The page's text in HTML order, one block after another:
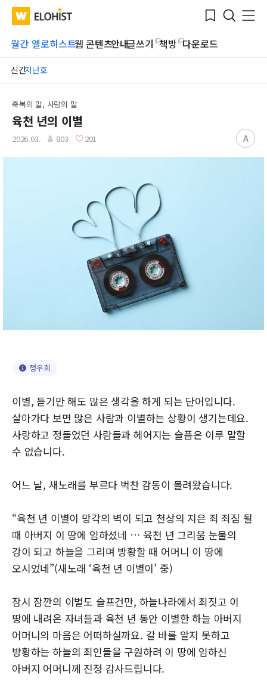
WATV Elohist-
Home
Bookmark
Search
Menu
월간 엘로히스트웹 콘텐츠안내글쓰기 책방 다운로드
신간지난호
Submit
축복의 말, 사랑의 말
육천 년의 이별
2026.03. 803 201 A
정우희
이별, 듣기만 해도 많은 생각을 하게 되는 단어입니다.
살아가다 보면 많은 사람과 이별하는 상황이 생기는데요.
사랑하고 정들었던 사람들과 헤어지는 슬픔은 이루 말할
수 없습니다.
어느 날, 새노래를 부르다 벅찬 감동이 몰려왔습니다.
“육천 년 이별이 망각의 벽이 되고 천상의 지은 죄 죄짐 될
때 아버지 이 땅에 임하셨네 … 육천 년 그리움 눈물의
강이 되고 하늘을 그리며 방황할 때 어머니 이 땅에
오시었네”(새노래 ‘육천 년 이별이’ 중)
잠시 잠깐의 이별도 슬프건만, 하늘나라에서 죄짓고 이
땅에 내려온 자녀들과 육천 년 동안 이별한 하늘 아버지
어머니의 마음은 어떠하실까요. 갈 바를 알지 못하고
방황하는 하늘의 죄인들을 구원하려 이 땅에 임하신
아버지 어머니께 진정 감사드립니다.